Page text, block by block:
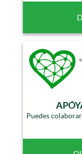
Puedes